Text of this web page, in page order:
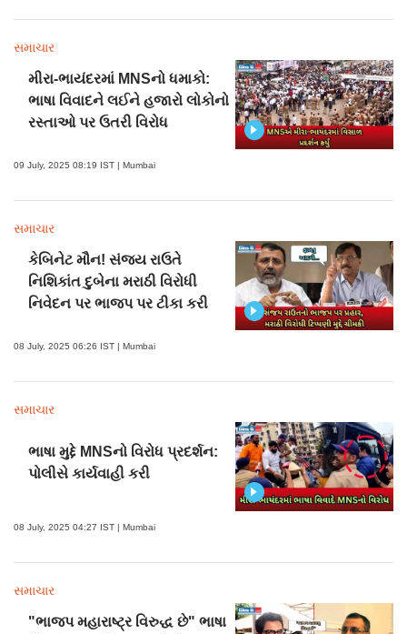
સમાચાર
મીરા-ભાયંદરમાં MNSનો ધમાકો:
ભાષા વિવાદને લઈને હજારો લોકોનો
રસ્તાઓ પર ઉતરી વિરોધ
09 July, 2025 08:19 IST | Mumbai
સમાચાર
કેબિનેટ મૌન! સંજય રાઉતે
નિશિકાંત દુબેના મરાઠી વિરોધી
નિવેદન પર ભાજપ પર ટીકા કરી
08 July, 2025 06:26 IST | Mumbai
સમાચાર
ભાષા મુદ્દે MNSનો વિરોધ પ્રદર્શન:
પોલીસે કાર્યવાહી કરી
08 July, 2025 04:27 IST | Mumbai
સમાચાર
"ભાજપ મહારાષ્ટ્ર વિરુદ્ધ છે" ભાષા